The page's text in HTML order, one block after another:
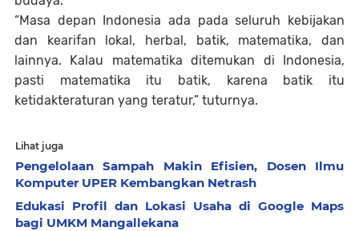
“Masa depan Indonesia ada pada seluruh kebijakan
dan kearifan lokal, herbal, batik, matematika, dan
lainnya. Kalau matematika ditemukan di Indonesia,
pasti matematika itu batik, karena batik itu
ketidakteraturan yang teratur,” tuturnya.
Lihat juga
Pengelolaan Sampah Makin Efisien, Dosen Ilmu
Komputer UPER Kembangkan Netrash
Edukasi Profil dan Lokasi Usaha di Google Maps
bagi UMKM Mangallekana